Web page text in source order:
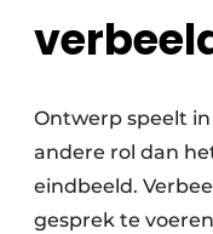
Ontwerp speelt
andere rol dan
eindbeeld.
gesprek te